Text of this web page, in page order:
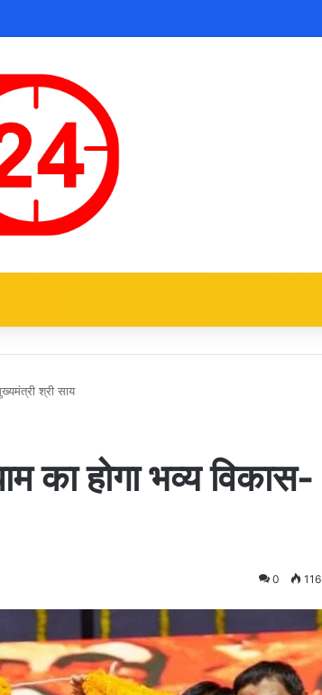
श्री साय
होगा भव्य विकास-
0 116